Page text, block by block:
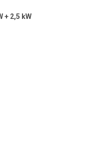
+ 2,5 kW